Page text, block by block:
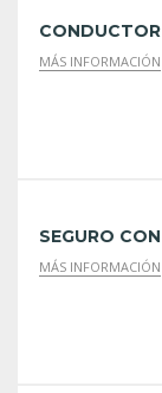
MÁS INFORMACIÓN
SEGURO
MÁS INFORMACIÓN